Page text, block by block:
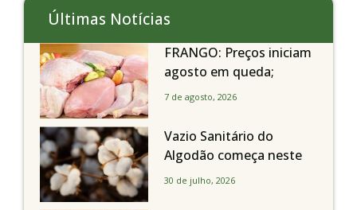
Últimas Notícias
FRANGO: Preços iniciam
agosto em queda;
exportações avançam
7 de agosto, 2026
Vazio Sanitário do
Algodão começa neste
sábado, dia 1º de agosto,
30 de julho, 2026